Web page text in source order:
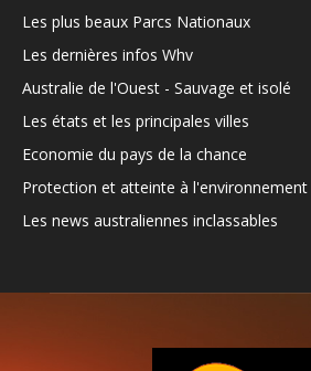
Les plus beaux Parcs Nationaux
Les dernières infos Whv
Australie de l'Ouest - Sauvage et isolé
Les états et les principales villes
Economie du pays de la chance
Protection et atteinte à l'environnement
Les news australiennes inclassables